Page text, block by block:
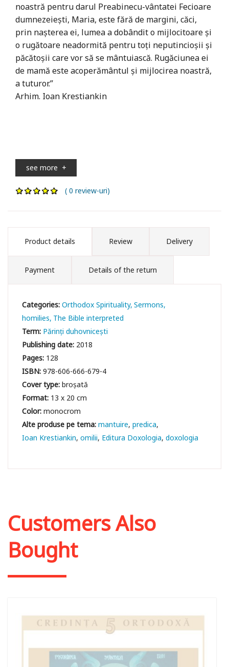
noastră pentru darul Preabinecu-vântatei Fecioare
dumnezeiești, Maria, este fără de margini, căci,
prin nașterea ei, lumea a dobândit o mijlocitoare și
o rugătoare neadormită pentru toți neputincioșii și
păcătoșii care vor să se mântuiască. Rugăciunea ei
de mamă este acoperământul și mijlocirea noastră,
a tuturor.”
Arhim. Ioan Krestiankin
see more +
( 0 review-uri)
Product details Review Delivery
Payment Details of the return
Categories:Orthodox Spirituality Sermons,
homilies The Bible interpreted
Term: Părinți duhovnicești
Publishing date: 2018
Pages: 128
ISBN:978-606-666-679-4
Cover type:broșată
Format: 13 x 20 cm
Color:monocrom
mantuire predica
Ioan Krestiankin omilii Editura Doxologia doxologia
Customers Also
Bought